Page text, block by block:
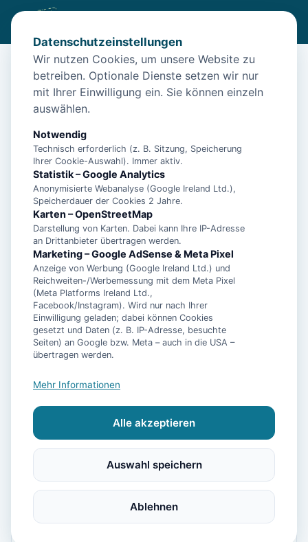
/Unterkünfte /Esens/
1-Zimmer Apartment in Strandnähe mit Balkon und inkl.
Schwimmbad- & Saunanutzung
1-Zimmer Apartment in Strandnähe
mit Balkon und inkl. Schwimmbad-
& Saunanutzung
26427 Esens
Ausstattung
Heizung Waschmaschine
Trockner Küche Kühlschrank Mikrowelle
Datenschutzeinstellungen
Wir nutzen Cookies, um unsere Website zu
betreiben. Optionale Dienste setzen wir nur
mit Ihrer Einwilligung ein. Sie können einzeln
auswählen.
Notwendig
Technisch erforderlich (z. B. Sitzung, Speicherung
Ihrer Cookie-Auswahl). Immer aktiv.
Statistik – Google Analytics
Anonymisierte Webanalyse (Google Ireland Ltd.),
Speicherdauer der Cookies 2 Jahre.
Karten – OpenStreetMap
Darstellung von Karten. Dabei kann Ihre IP-Adresse
an Drittanbieter übertragen werden.
Marketing – Google AdSense & Meta Pixel
Anzeige von Werbung (Google Ireland Ltd.) und
Reichweiten-/Werbemessung mit dem Meta Pixel
(Meta Platforms Ireland Ltd.,
Facebook/Instagram). Wird nur nach Ihrer
Einwilligung geladen; dabei können Cookies
gesetzt und Daten (z. B. IP-Adresse, besuchte
Seiten) an Google bzw. Meta – auch in die USA –
übertragen werden.
Mehr Informationen
Alle akzeptieren
Auswahl speichern
Ablehnen